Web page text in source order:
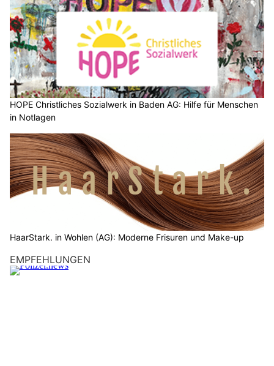
HOPE Christliches Sozialwerk in Baden AG: Hilfe für Menschen
in Notlagen
HaarStark. in Wohlen (AG): Moderne Frisuren und Make-up
EMPFEHLUNGEN